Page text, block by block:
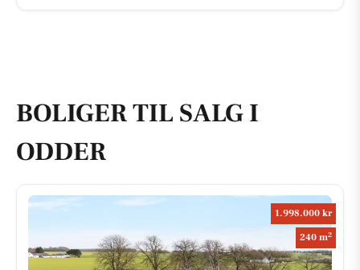
BOLIGER TIL SALG I
ODDER
1.998.000 kr
240 m2